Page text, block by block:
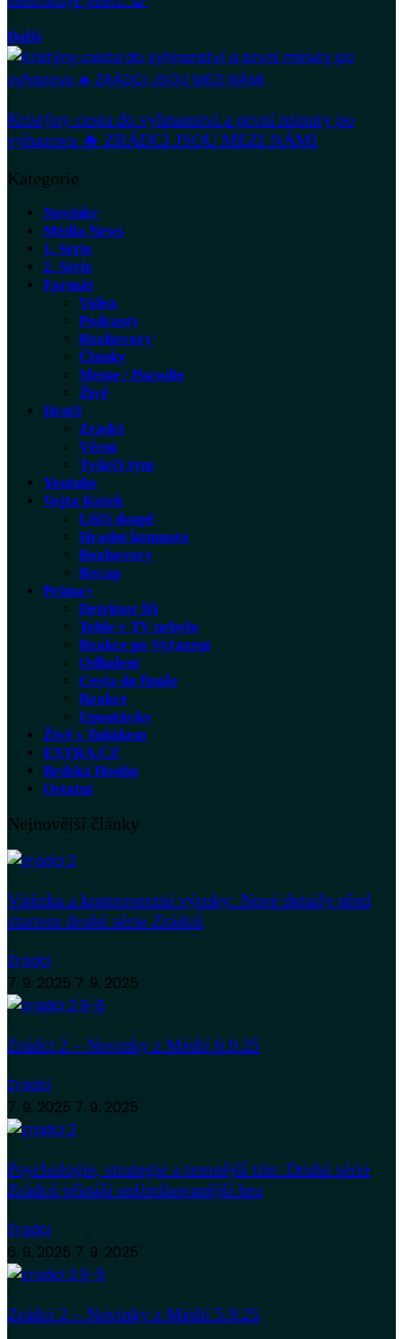
Další
Kristýny cesta do vyhnanství a první minuty po
vyhazovu 🔥 ZRÁDCI JSOU MEZI NÁMI
Kategorie
Novinky
Média News
1. Série
2. Série
Formát
Videa
Podcasty
Rozhovory
Články
Meme / Parodie
Živě
Hráči
Zrádci
Věrní
Tvůrčí tým
Youtube
Vojta Kotek
Liščí doupě
Hradní komnata
Rozhovory
Recap
Prima+
Detektor lži
Tohle v TV nebylo
Reakce po Vyřazení
Odhalení
Cesta do finále
Reakce
Upoutávky
Živě s Tuňákem
EXTRA.CZ
Brdská Houba
Ostatní
Nejnovější články
Vítězka a kontroverzní výroky: Nové detaily před
startem druhé série Zrádců
Zradci
7. 9. 2025 7. 9. 2025
Zrádci 2 – Novinky z Médií 6.9.25
Zradci
7. 9. 2025 7. 9. 2025
Psychologie, strategie a temnější tón: Druhá série
Zrádců přináší sofistikovanější hru
Zradci
6. 9. 2025 7. 9. 2025
Zrádci 2 – Novinky z Médií 5.9.25